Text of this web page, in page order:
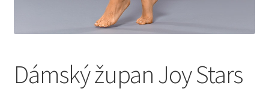
Dámský župan Joy Stars